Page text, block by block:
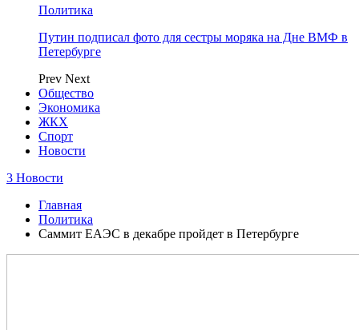
Политика
Путин подписал фото для сестры моряка на Дне ВМФ в
Петербурге
Prev Next
Общество
Экономика
ЖКХ
Спорт
Новости
3 Новости
Главная
Политика
Саммит ЕАЭС в декабре пройдет в Петербурге